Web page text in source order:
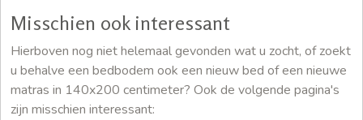
Misschien ook interessant
Hierboven nog niet helemaal gevonden wat u zocht, of zoekt
u behalve een bedbodem ook een nieuw bed of een nieuwe
matras in 140x200 centimeter? Ook de volgende pagina's
zijn misschien interessant: